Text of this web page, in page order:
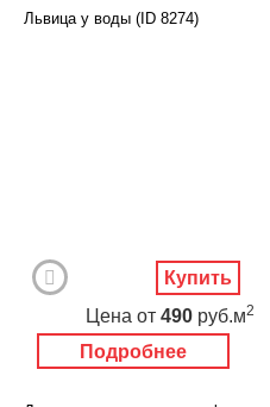
Львица у воды (ID 8274)
Подробнее
Цена от 490 руб.м2
Купить